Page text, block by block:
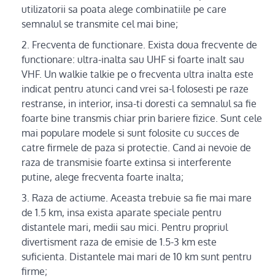
utilizatorii sa poata alege combinatiile pe care
semnalul se transmite cel mai bine;
Frecventa de functionare. Exista doua frecvente de
functionare: ultra-inalta sau UHF si foarte inalt sau
VHF. Un walkie talkie pe o frecventa ultra inalta este
indicat pentru atunci cand vrei sa-l folosesti pe raze
restranse, in interior, insa-ti doresti ca semnalul sa fie
foarte bine transmis chiar prin bariere fizice. Sunt cele
mai populare modele si sunt folosite cu succes de
catre firmele de paza si protectie. Cand ai nevoie de
raza de transmisie foarte extinsa si interferente
putine, alege frecventa foarte inalta;
Raza de actiume. Aceasta trebuie sa fie mai mare
de 1.5 km, insa exista aparate speciale pentru
distantele mari, medii sau mici. Pentru propriul
divertisment raza de emisie de 1.5-3 km este
suficienta. Distantele mai mari de 10 km sunt pentru
firme;